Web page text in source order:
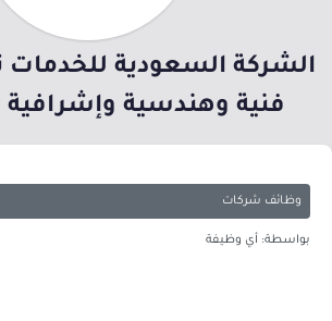
الشركة السعودية
فنية وهندسية
وظائف شركات
بواسطة: أي وظيفة